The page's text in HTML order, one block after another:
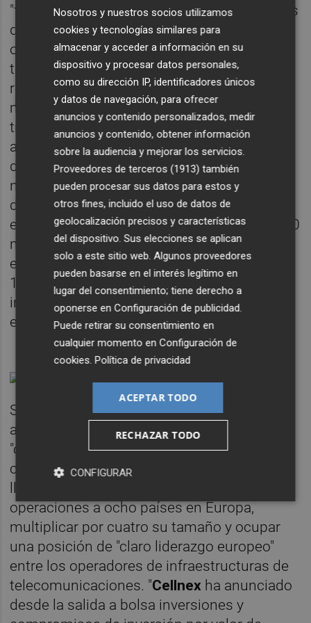
"transformacionales", es decir, transacciones
que implican una combinación de activos u
otras oportunidades de negocio de
transformación con grandes operadores de
redes móviles que implican la aportación de
más de 15.000 emplazamientos en una sola
transacción.
Cellnex detalló que podría
adquirir estas infraestructuras a cambio de
dinero en efectivo y/o de la emisión de
nuevas acciones (pago en especie) en
diferentes etapas por un tamaño agregado
estimado de aproximadamente hasta 11.000
millones de euros (basado en el valor de
empresa, asumiendo la adquisición del
100% de los objetivos relevantes e
incluyendo los programas de 'build-to-suit' o
el despliegue de iniciativas adicionales).
Su presidente,Franco Bernabè, destacó el
apoyo del consejo a una estrategia de
"crecimiento sostenido" que, en algo más de
cinco años desde la salida a bolsa, ha
operaciones a ocho países en Europa,
multiplicar por cuatro su tamaño y ocupar
una posición de "claro liderazgo europeo"
entre los operadores de infraestructuras de
telecomunicaciones. "Cellnex ha anunciado
desde la salida a bolsa inversiones y
Nosotros y nuestros socios utilizamos
cookies y tecnologías similares para
almacenar y acceder a información en su
dispositivo y procesar datos personales,
como su dirección IP, identificadores únicos
y datos de navegación, para ofrecer
anuncios y contenido personalizados, medir
anuncios y contenido, obtener información
sobre la audiencia y mejorar los servicios.
Proveedores de terceros (1913) también
pueden procesar sus datos para estos y
otros fines, incluido el uso de datos de
geolocalización precisos y características
del dispositivo. Sus elecciones se aplican
solo a este sitio web. Algunos proveedores
pueden basarse en el interés legítimo en
lugar del consentimiento; tiene derecho a
oponerse enConfiguración de publicidad
Puede retirar su consentimiento en
cualquier momento enConfiguración de
cookies .Política de privacidad
ACEPTAR TODO
RECHAZAR TODO
CONFIGURAR